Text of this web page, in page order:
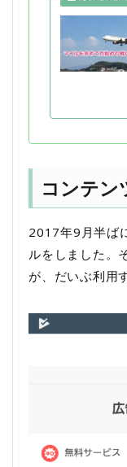
コンテン
2017年9月半ば
ルをしました。
が、だいぶ利用